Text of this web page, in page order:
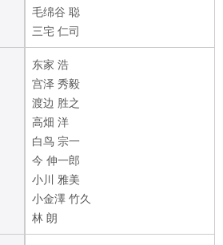
毛绵谷 聪
三宅 仁司
东家 浩
宫泽 秀毅
渡边 胜之
高畑 洋
白鸟 宗一
今 伸一郎
小川 雅美
小金澤 竹久
林 朗